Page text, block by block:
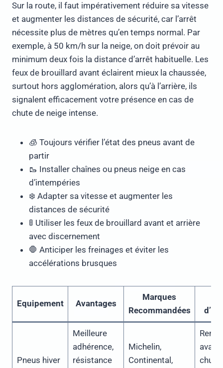
Sur la route, il faut impérativement réduire sa vitesse
et augmenter les distances de sécurité, car l’arrêt
nécessite plus de mètres qu’en temps normal. Par
exemple, à 50 km/h sur la neige, on doit prévoir au
minimum deux fois la distance d’arrêt habituelle. Les
feux de brouillard avant éclairent mieux la chaussée,
surtout hors agglomération, alors qu’à l’arrière, ils
signalent efficacement votre présence en cas de
chute de neige intense.
🧊 Toujours vérifier l’état des pneus avant de
partir
🥾 Installer chaînes ou pneus neige en cas
d’intempéries
❄️ Adapter sa vitesse et augmenter les
distances de sécurité
🚦 Utiliser les feux de brouillard avant et arrière
avec discernement
🛑 Anticiper les freinages et éviter les
accélérations brusques
Equipement Avantages
Marques
Recommandées
Pneus hiver
Meilleure
adhérence,
résistance
Michelin,
Continental,
avant
chute